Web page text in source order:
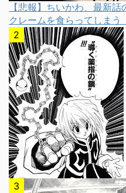
【悲報】ちいかわ、最新
クレームを食らってしまう